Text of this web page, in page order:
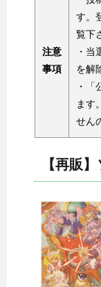
注意
事項
す。
覧下
・
を解
・「
ます
せん
【再販